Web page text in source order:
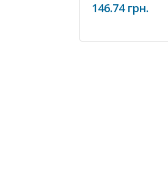
146.74 грн.